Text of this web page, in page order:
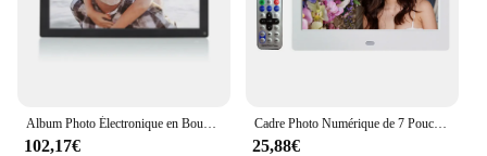
Album Photo Électronique en Boucle Vidéo, Cadre Photo Numérique de 1920 Pouces avec Télécommande, 1080x15.6
102,17€
Cadre Photo Numérique de 7 Pouces, Écran IPS, Vue Complète, Album, Calendrier, Réveil, Lecteur Vidéo, 1280x800
25,88€